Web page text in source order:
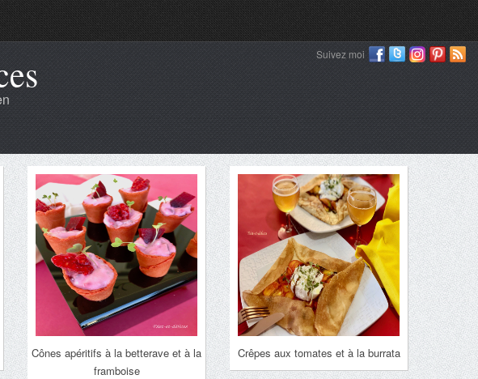
Suivez moi
Cônes apéritifs à la betterave et à la
framboise
Crêpes aux tomates et à la burrata